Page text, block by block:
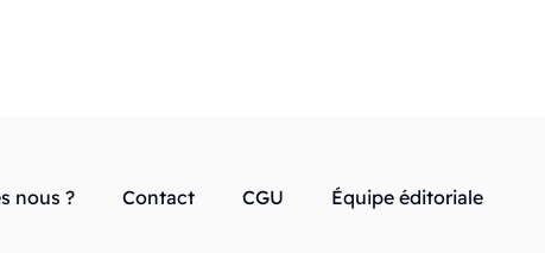
nous ? Contact CGU Équipe éditoriale